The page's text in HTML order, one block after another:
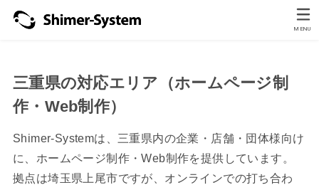
MENU
三重県の対応エリア（ホームページ制
作・Web制作）
Shimer-Systemは、三重県内の企業・店舗・団体様向け
に、ホームページ制作・Web制作を提供しています。
拠点は埼玉県上尾市ですが、オンラインでの打ち合わ